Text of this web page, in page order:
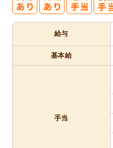
給与
基本給
手当